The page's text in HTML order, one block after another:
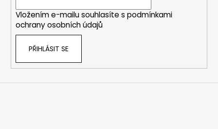
Vložením e-mailu souhlasíte s podmínkami
ochrany osobních údajů
PŘIHLÁSIT SE